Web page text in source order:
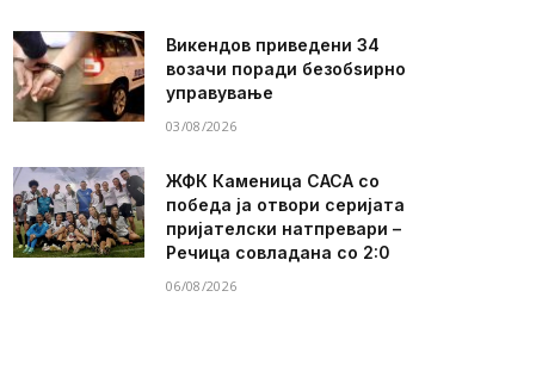
Викендов приведени 34
возачи поради безобѕирно
управување
03/08/2026
ЖФК Каменица САСА со
победа ја отвори серијата
пријателски натпревари –
Речица совладана со 2:0
06/08/2026